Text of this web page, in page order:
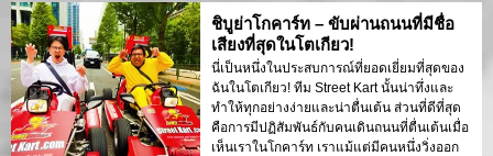
ชิบูย่าโกคาร์ท – ขับผ่านถนนที่มีชื่อ
เสียงที่สุดในโตเกียว!
นี่เป็นหนึ่งในประสบการณ์ที่ยอดเยี่ยมที่สุดของ
ฉันในโตเกียว! ทีม Street Kart นั้นน่าทึ่งและ
ทำให้ทุกอย่างง่ายและน่าตื่นเต้น ส่วนที่ดีที่สุด
คือการมีปฏิสัมพันธ์กับคนเดินถนนที่ตื่นเต้นเมื่อ
เห็นเราในโกคาร์ท เราแม้แต่มีคนหนึ่งวิ่งออก